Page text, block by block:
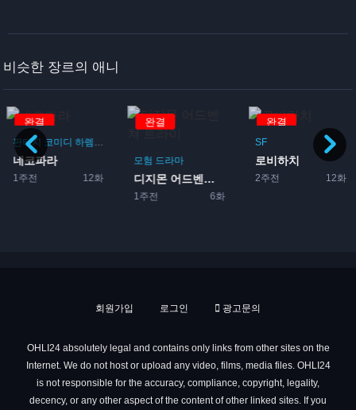
비슷한 장르의 애니
완결
판타지 코미디 하렘 드라마
네코파라
1주전 12화
완결
모험 드라마
디지몬 어드벤쳐 트라이
1주전 6화
완결
SF
로비하치
2주전 12화
회원가입 로그인 광고문의
OHLI24 absolutely legal and contains only links from other sites on the
Internet. We do not host or upload any video, films, media files. OHLI24
is not responsible for the accuracy, compliance, copyright, legality,
decency, or any other aspect of the content of other linked sites. If you